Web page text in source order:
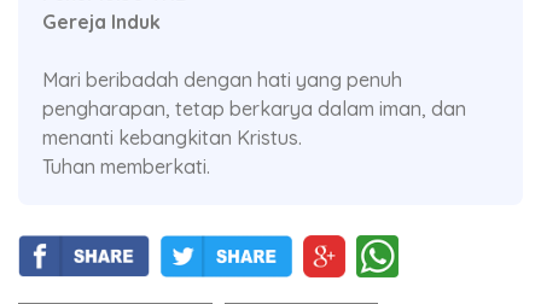
Gereja Induk
Mari beribadah dengan hati yang penuh
pengharapan, tetap berkarya dalam iman, dan
menanti kebangkitan Kristus.
Tuhan memberkati.